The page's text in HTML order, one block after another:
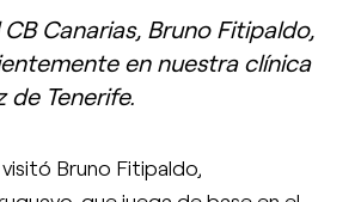
Canarias, Bruno Fitipaldo,
en nuestra clínica
de Tenerife.
Bruno Fitipaldo,